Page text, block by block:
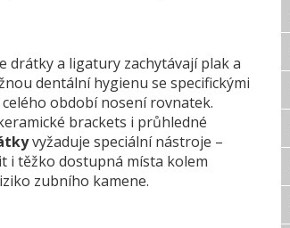
drátky a ligatury zachytávají plak a
dentální hygienu se specifickými
období nosení rovnatek.
brackets i průhledné
vyžaduje speciální nástroje –
i těžko dostupná místa kolem
zubního kamene.